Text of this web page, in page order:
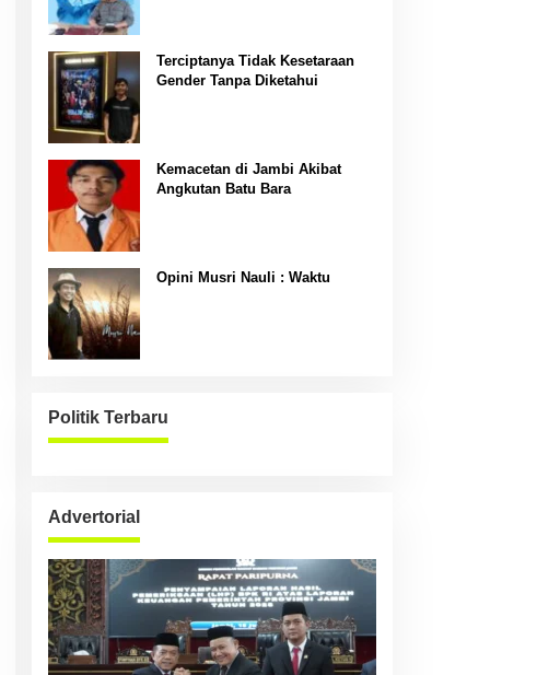
Terciptanya Tidak Kesetaraan
Gender Tanpa Diketahui
Kemacetan di Jambi Akibat
Angkutan Batu Bara
Opini Musri Nauli : Waktu
Politik Terbaru
Advertorial